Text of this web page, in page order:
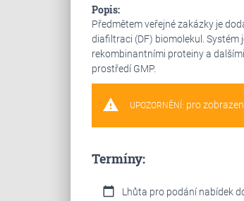
Popis:
Předmětem veřejné zakázky je
diafiltraci (DF) biomolekul.
rekombinantními proteiny a
prostředí GMP.
warning UPOZORNĚNÍ: pro
Termíny:
calendar_today Lhůta pro podání nabídek